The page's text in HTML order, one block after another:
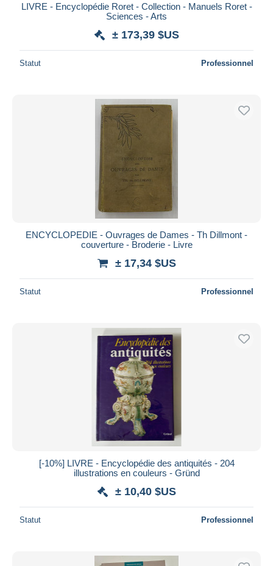
LIVRE - Encyclopédie Roret - Collection - Manuels Roret -
Sciences - Arts
± 173,39 $US
Statut Professionnel
ENCYCLOPEDIE - Ouvrages de Dames - Th Dillmont -
couverture - Broderie - Livre
± 17,34 $US
Statut Professionnel
[-10%] LIVRE - Encyclopédie des antiquités - 204
illustrations en couleurs - Gründ
± 10,40 $US
Statut Professionnel